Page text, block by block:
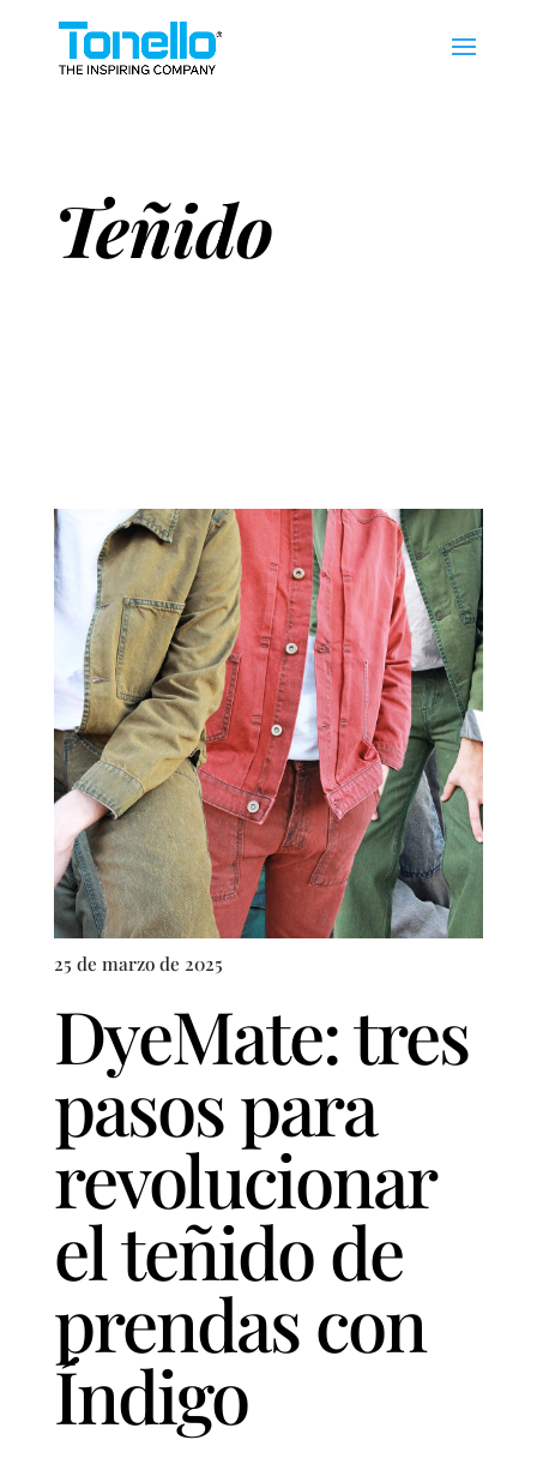
Teñido
25 de marzo de 2025
DyeMate: tres
pasos para
revolucionar
el teñido de
prendas con
Índigo